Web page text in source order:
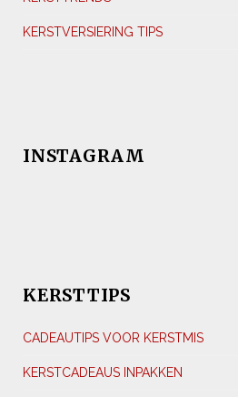
KERSTVERSIERING TIPS
INSTAGRAM
KERSTTIPS
CADEAUTIPS VOOR KERSTMIS
KERSTCADEAUS INPAKKEN